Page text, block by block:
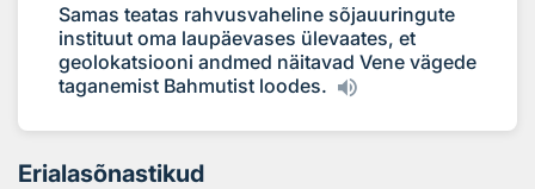
Samas teatas rahvusvaheline sõjauuringute
instituut oma laupäevases ülevaates, et
geolokatsiooni andmed näitavad Vene vägede
taganemist Bahmutist loodes.
Erialasõnastikud